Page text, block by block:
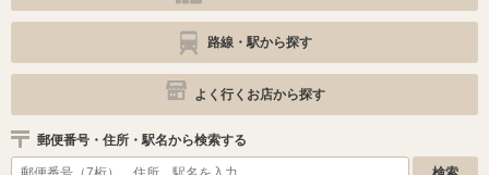
路線・駅から探す
よく行くお店から探す
郵便番号・住所・駅名から検索する